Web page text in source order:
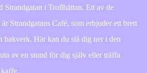
Strandgatan i Trollhättan. Ett av de
Strandgatans Café, som erbjuder ett brett
bakverk. Här kan du slå dig ner i den
av en stund för dig själv eller träffa